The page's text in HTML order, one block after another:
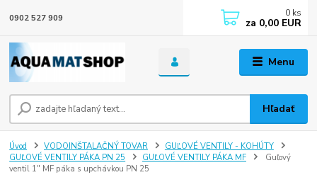
Menu
Hľadať
0902 527 909 0 ks
za 0,00 EUR
Úvod VODOINŠTALAČNÝ TOVAR
GUĽOVÉ VENTILY - KOHÚTY
GUĽOVÉ VENTILY PÁKA PN 25
GUĽOVÉ VENTILY PÁKA MF
Guľový
ventil 1" MF páka s upchávkou PN 25